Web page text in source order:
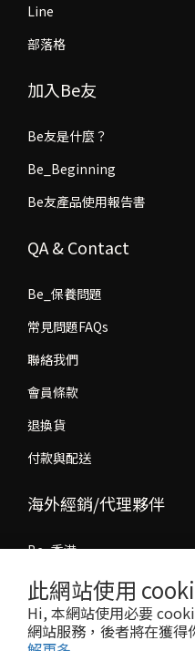
此網站使用
Hi, 本網站使用必要
網站服務，後者將在獲得
Line
部落格
加入Be友
Be友是什麼？
Be_Beginning
Be友產品使用報告書
QA & Contact
Be_保養問題
常見問題FAQs
聯絡我們
會員條款
退換貨
付款與配送
海外經銷/代理夥伴
Be_香港
Be_馬來西亞
經銷/代理合作洽談